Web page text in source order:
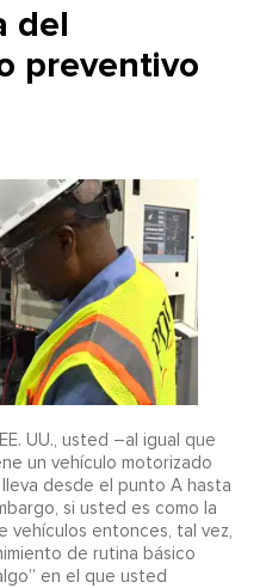
del
preventivo
UU., usted –al igual que
un vehículo motorizado
desde el punto A hasta
si usted es como la
vehículos entonces, tal vez,
de rutina básico
en el que usted